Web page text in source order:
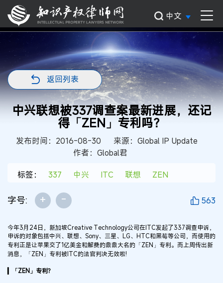
中文
返回列表
中兴联想被337调查案最新进展，还记
得「ZEN」专利吗？
发布时间：2016-08-30
来源：Global IP Update
作者：Global君
标签：
337 中兴 ITC 联想 ZEN
字号: + - 563
今年3月24日，新加坡Creative Technology公司在ITC发起了337调查申诉，
申诉的对象包括中兴、联想、Sony、三星、LG、HTC和黑莓等公司，而使用的
专利正是让苹果交了1亿美金和解费的鼎鼎大名的「ZEN」专利。而上周传出新
消息，「ZEN」专利被ITC的法官判决无效啦!
▎「ZEN」专利？